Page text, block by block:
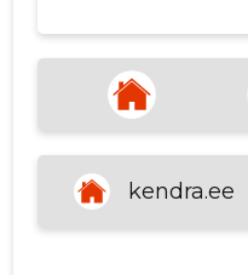
Väga mõnus.
kendra.ee